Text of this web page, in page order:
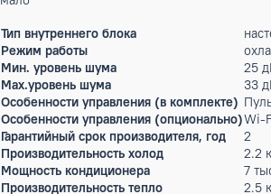
Бренд:AUX
Артикул: X-00014659
58 207 ₽
мало